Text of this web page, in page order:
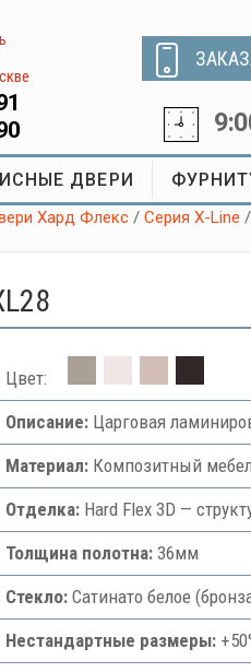
ДВЕРИ
Хард Флекс /Серия X-Line
Цвет:
Описание:Царговая
Материал:Композитный
Отделка:Hard Flex 3D —
Толщина полотна:36мм
Стекло:Сатинато белое
Нестандартные размеры: